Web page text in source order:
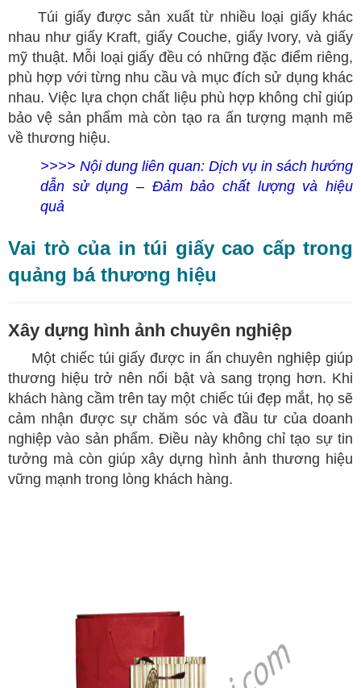
​Túi giấy được sản xuất từ nhiều loại giấy khác
nhau như giấy Kraft, giấy Couche, giấy Ivory, và giấy
mỹ thuật. Mỗi loại giấy đều có những đặc điểm riêng,
phù hợp với từng nhu cầu và mục đích sử dụng khác
nhau. Việc lựa chọn chất liệu phù hợp không chỉ giúp
bảo vệ sản phẩm mà còn tạo ra ấn tượng mạnh mẽ
về thương hiệu.
>>>> Nội dung liên quan: Dịch vụ in sách hướng
dẫn sử dụng – Đảm bảo chất lượng và hiệu
quả
Vai trò của in túi giấy cao cấp trong
quảng bá thương hiệu
Xây dựng hình ảnh chuyên nghiệp
Một chiếc túi giấy được in ấn chuyên nghiệp giúp
thương hiệu trở nên nổi bật và sang trọng hơn. Khi
khách hàng cầm trên tay một chiếc túi đẹp mắt, họ sẽ
cảm nhận được sự chăm sóc và đầu tư của doanh
nghiệp vào sản phẩm. Điều này không chỉ tạo sự tin
tưởng mà còn giúp xây dựng hình ảnh thương hiệu
vững mạnh trong lòng khách hàng.